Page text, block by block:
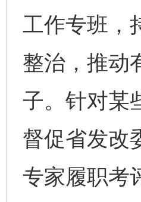
工作专班，
整治，推动
子。针对某
督促省发改
专家履职考